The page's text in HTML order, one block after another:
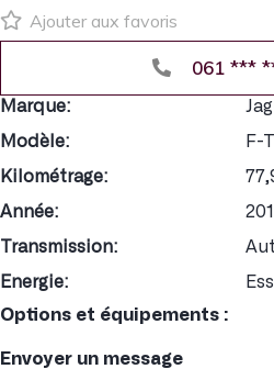
Ajouter aux favoris
Marque:
Modèle:
F-
Kilométrage:
Année:
Transmission:
Energie:
Options et équipements :
Envoyer un message